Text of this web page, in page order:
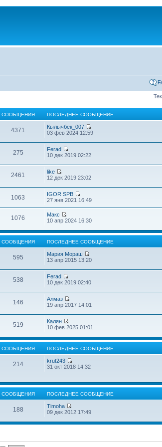
СООБЩЕНИЯ ПОСЛЕДНЕЕ СООБЩЕНИЕ
4371
Кылычбек_007
03 фев 2024 12:59
275
Ferad
10 дек 2019 02:22
2461
like
12 дек 2019 23:02
1063
IGOR SPB
27 янв 2021 16:49
1076
Макс
10 апр 2024 16:30
СООБЩЕНИЯ ПОСЛЕДНЕЕ СООБЩЕНИЕ
595
Мария Мораш
13 апр 2015 13:20
538
Ferad
10 дек 2019 02:40
146
Алмаз
19 апр 2017 14:01
519
Калян
10 фев 2025 01:01
СООБЩЕНИЯ ПОСЛЕДНЕЕ СООБЩЕНИЕ
214
krut243
31 окт 2018 14:32
СООБЩЕНИЯ ПОСЛЕДНЕЕ СООБЩЕНИЕ
188
Timoha
09 дек 2012 17:49